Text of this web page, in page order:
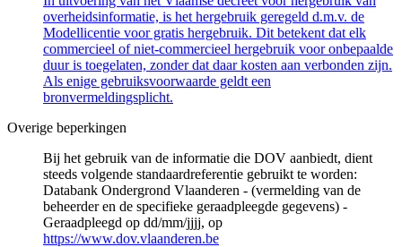
overheidsinformatie, is het hergebruik geregeld d.m.v. de
Modellicentie voor gratis hergebruik. Dit betekent dat elk
commercieel of niet-commercieel hergebruik voor onbepaalde
duur is toegelaten, zonder dat daar kosten aan verbonden zijn.
Als enige gebruiksvoorwaarde geldt een
bronvermeldingsplicht.
Overige beperkingen
Bij het gebruik van de informatie die DOV aanbiedt, dient
steeds volgende standaardreferentie gebruikt te worden:
Databank Ondergrond Vlaanderen - (vermelding van de
beheerder en de specifieke geraadpleegde gegevens) -
Geraadpleegd op dd/mm/jjjj, op
https://www.dov.vlaanderen.be